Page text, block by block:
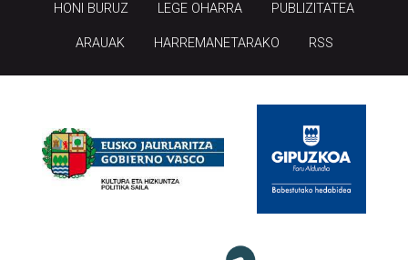
HONI BURUZ LEGE OHARRA PUBLIZITATEA
ARAUAK HARREMANETARAKO RSS